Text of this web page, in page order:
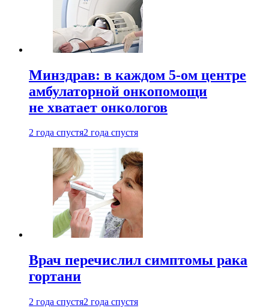
Минздрав: в каждом 5-ом центре
амбулаторной онкопомощи
не хватает онкологов
2 года спустя2 года спустя
Врач перечислил симптомы рака
гортани
2 года спустя2 года спустя